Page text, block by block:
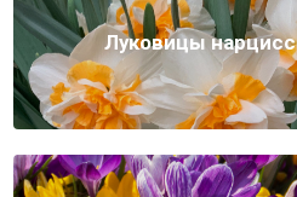
Луковицы